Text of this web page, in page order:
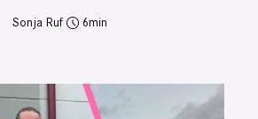
Sonja Ruf 6